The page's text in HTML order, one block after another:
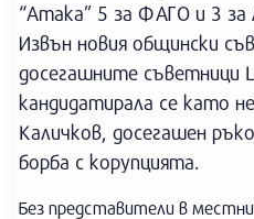
“Атака” 5 за ФАГО и 3
Извън новия общински
досегашните съветници
кандидатирала се като
Каличков, досегашен
борба с корупцията.
Без представители в